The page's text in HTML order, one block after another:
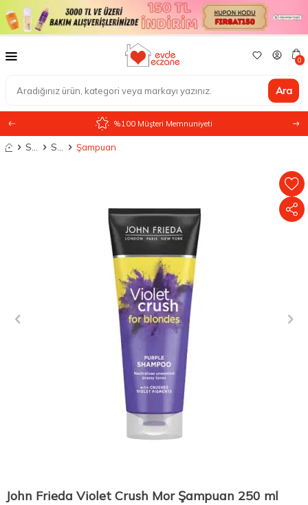
Ara
0
%100 Müşteri Memnuniyeti
Anasayfa Şampuan
John Frieda Violet Crush Mor Şampuan 250 ml